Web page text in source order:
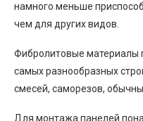
намного меньше
чем для других видов.
Фибролитовые материалы
самых разнообразных
смесей, саморезов,
Для монтажа панелей